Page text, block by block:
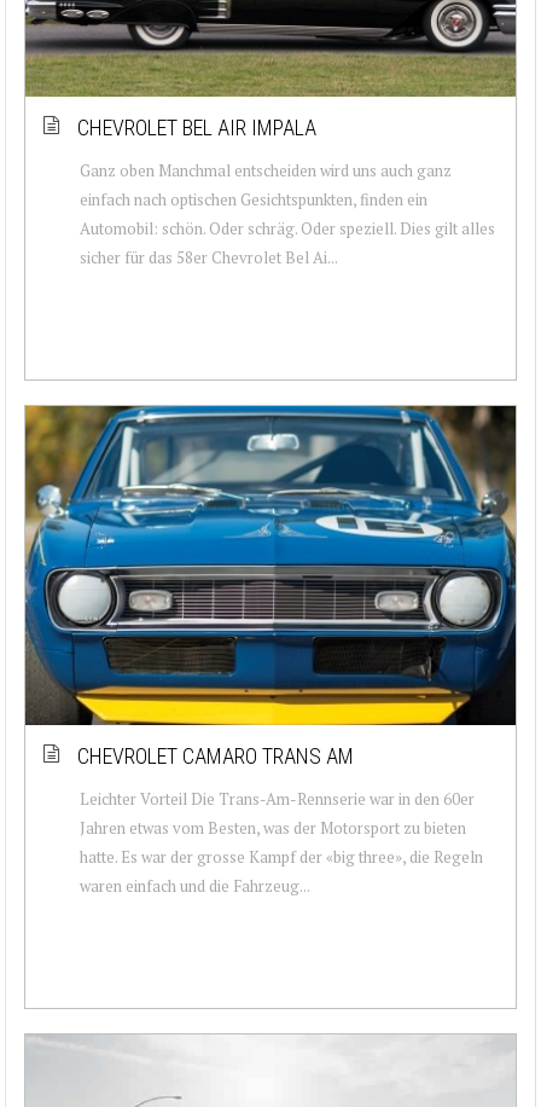
CHEVROLET BEL AIR IMPALA
Ganz oben Manchmal entscheiden wird uns auch ganz
einfach nach optischen Gesichtspunkten, finden ein
Automobil: schön. Oder schräg. Oder speziell. Dies gilt alles
sicher für das 58er Chevrolet Bel Ai...
CHEVROLET CAMARO TRANS AM
Leichter Vorteil Die Trans-Am-Rennserie war in den 60er
Jahren etwas vom Besten, was der Motorsport zu bieten
hatte. Es war der grosse Kampf der «big three», die Regeln
waren einfach und die Fahrzeug...